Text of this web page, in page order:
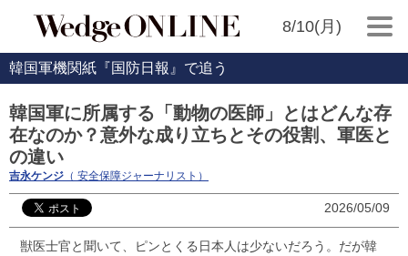
8/10(月)
韓国軍機関紙『国防日報』で追う
韓国軍に所属する「動物の医師」とはどんな存
在なのか？意外な成り立ちとその役割、軍医と
の違い
吉永ケンジ （ 安全保障ジャーナリスト）
2026/05/09
獣医士官と聞いて、ピンとくる日本人は少ないだろう。だが韓